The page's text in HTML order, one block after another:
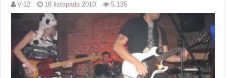
V-12 18 listopada 2010 5,135